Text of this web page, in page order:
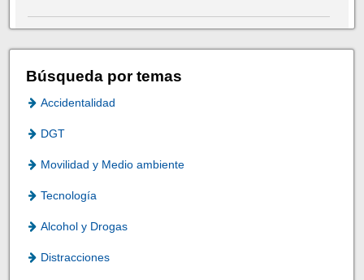
Búsqueda por temas
Accidentalidad
DGT
Movilidad y Medio ambiente
Tecnología
Alcohol y Drogas
Distracciones